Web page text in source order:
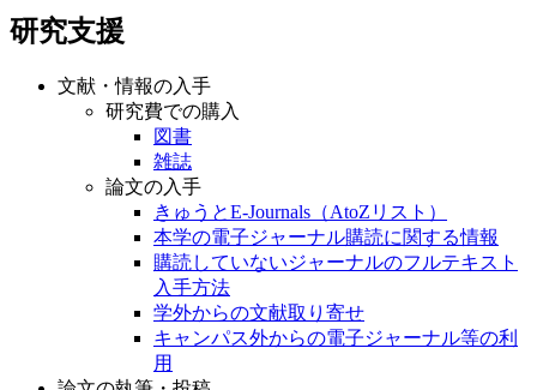
研究支援
文献・情報の入手
研究費での購入
図書
雑誌
論文の入手
きゅうとE-Journals（AtoZリスト）
本学の電子ジャーナル購読に関する情報
購読していないジャーナルのフルテキスト
入手方法
学外からの文献取り寄せ
キャンパス外からの電子ジャーナル等の利
用